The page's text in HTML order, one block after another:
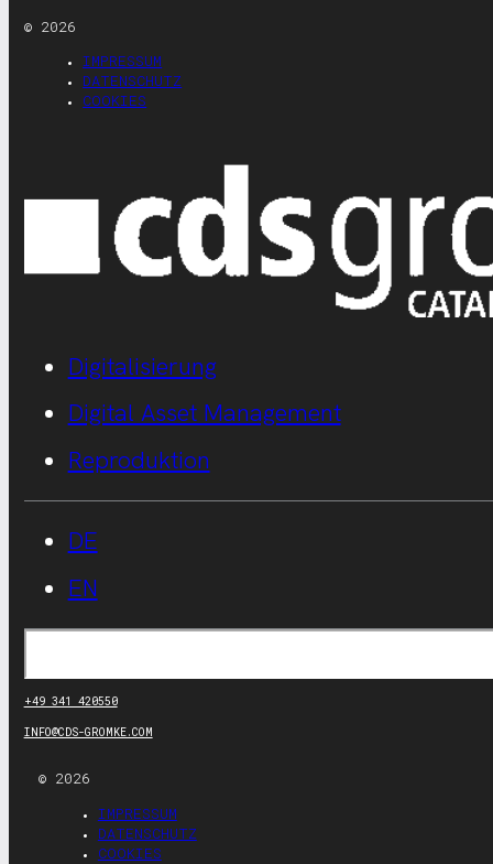
© 2026
IMPRESSUM
DATENSCHUTZ
COOKIES
Digitalisierung
Digital Asset Management
Reproduktion
DE
EN
Suchen
+49 341 420550
INFO@CDS-GROMKE.COM
© 2026
IMPRESSUM
DATENSCHUTZ
COOKIES